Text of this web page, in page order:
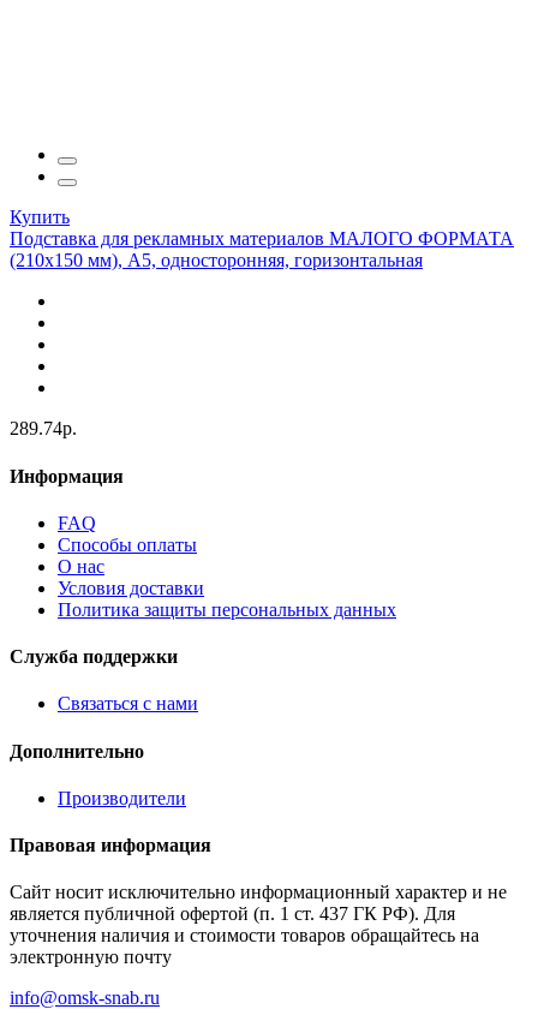
Купить
Подставка для рекламных материалов МАЛОГО ФОРМАТА
(210х150 мм), А5, односторонняя, горизонтальная
289.74р.
Информация
FAQ
Способы оплаты
О нас
Условия доставки
Политика защиты персональных данных
Служба поддержки
Связаться с нами
Дополнительно
Производители
Правовая информация
Сайт носит исключительно информационный характер и не
является публичной офертой (п. 1 ст. 437 ГК РФ). Для
уточнения наличия и стоимости товаров обращайтесь на
электронную почту
info@omsk-snab.ru